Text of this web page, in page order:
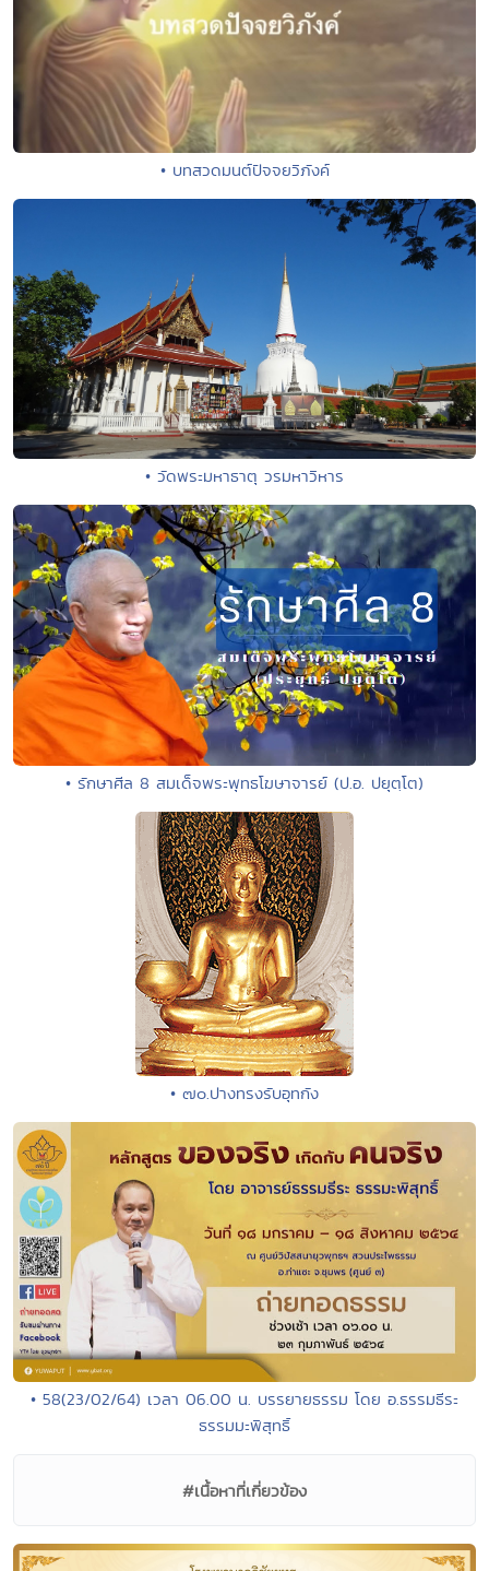
• บทสวดมนต์ปัจจยวิภังค์
• วัดพระมหาธาตุ วรมหาวิหาร
• รักษาศีล 8 สมเด็จพระพุทธโฆษาจารย์ (ป.อ. ปยุตฺโต)
• ๗๐.ปางทรงรับอุทกัง
• 58(23/02/64) เวลา 06.00 น. บรรยายธรรม โดย อ.ธรรมธีระ
ธรรมมะพิสุทธิ์
#เนื้อหาที่เกี่ยวข้อง